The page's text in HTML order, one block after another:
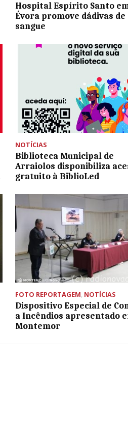
Hospital Espírito Santo
Évora promove dádivas de
sangue
NOTÍCIAS
Biblioteca Municipal de
Arraiolos disponibiliza
gratuito à BiblioLed
FOTO REPORTAGEM, NOTÍCIAS
Dispositivo Especial de
a Incêndios apresentado
Montemor